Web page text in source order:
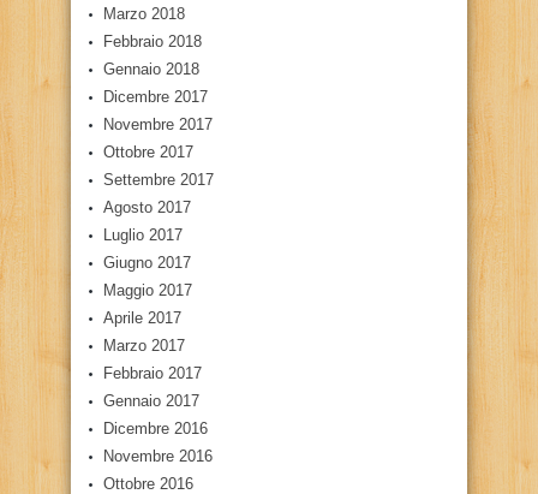
Marzo 2018
Febbraio 2018
Gennaio 2018
Dicembre 2017
Novembre 2017
Ottobre 2017
Settembre 2017
Agosto 2017
Luglio 2017
Giugno 2017
Maggio 2017
Aprile 2017
Marzo 2017
Febbraio 2017
Gennaio 2017
Dicembre 2016
Novembre 2016
Ottobre 2016